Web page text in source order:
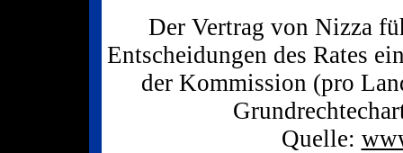
Der Vertrag von Nizza
Entscheidungen des Rates
der Kommission (pro
Quelle: